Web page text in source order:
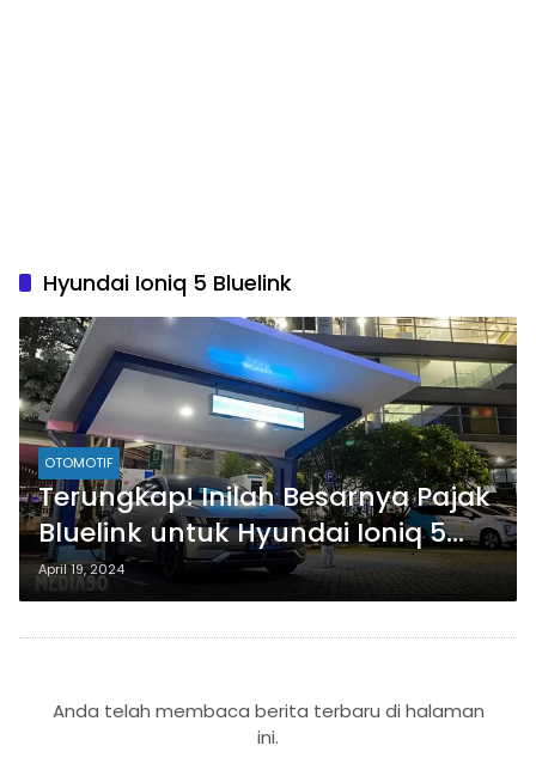
Hyundai Ioniq 5 Bluelink
OTOMOTIF
Terungkap! Inilah Besarnya Pajak
Bluelink untuk Hyundai Ioniq 5
yang Terjangkau!
April 19, 2024
Anda telah membaca berita terbaru di halaman
ini.